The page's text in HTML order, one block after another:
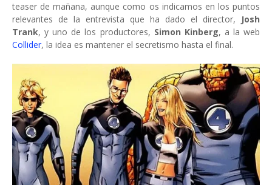
teaser de mañana, aunque como os indicamos en los puntos
relevantes de la entrevista que ha dado el director,
Josh
Trank, y uno de los productores, Simon Kinberg, a la web
Collider, la idea es mantener el secretismo hasta el final.